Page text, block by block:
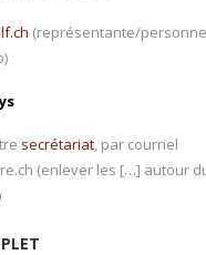
(représentante/
secrétariat, par courriel
(enlever les […] autour